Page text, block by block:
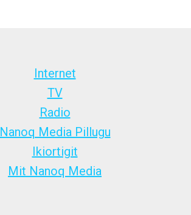
Internet
TV
Radio
Nanoq Media Pillugu
Ikiortigit
Mit Nanoq Media